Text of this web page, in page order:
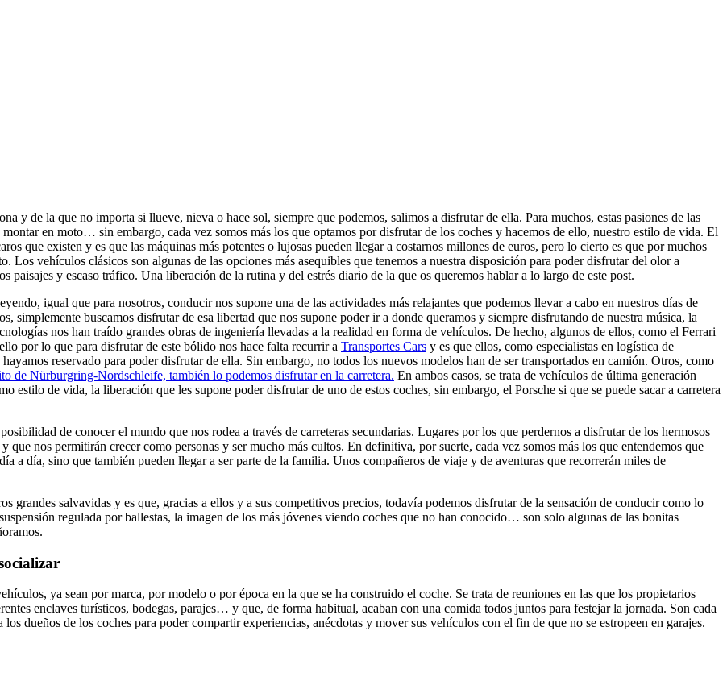
y de la que no importa si llueve, nieva o hace sol, siempre que podemos, salimos a disfrutar de ella. Para muchos, estas pasiones de las
en moto… sin embargo, cada vez somos más los que optamos por disfrutar de los coches y hacemos de ello, nuestro estilo de vida. El
que existen y es que las máquinas más potentes o lujosas pueden llegar a costarnos millones de euros, pero lo cierto es que por muchos
Los vehículos clásicos son algunas de las opciones más asequibles que tenemos a nuestra disposición para poder disfrutar del olor a
paisajes y escaso tráfico. Una liberación de la rutina y del estrés diario de la que os queremos hablar a lo largo de este post.
igual que para nosotros, conducir nos supone una de las actividades más relajantes que podemos llevar a cabo en nuestros días de
simplemente buscamos disfrutar de esa libertad que nos supone poder ir a donde queramos y siempre disfrutando de nuestra música, la
nos han traído grandes obras de ingeniería llevadas a la realidad en forma de vehículos. De hecho, algunos de ellos, como el Ferrari
por lo que para disfrutar de este bólido nos hace falta recurrir a Transportes Cars y es que ellos, como especialistas en logística de
reservado para poder disfrutar de ella. Sin embargo, no todos los nuevos modelos han de ser transportados en camión. Otros, como
de Nürburgring-Nordschleife, también lo podemos disfrutar en la carretera. En ambos casos, se trata de vehículos de última generación
estilo de vida, la liberación que les supone poder disfrutar de uno de estos coches, sin embargo, el Porsche si que se puede sacar a carretera
de conocer el mundo que nos rodea a través de carreteras secundarias. Lugares por los que perdernos a disfrutar de los hermosos
que nos permitirán crecer como personas y ser mucho más cultos. En definitiva, por suerte, cada vez somos más los que entendemos que
a día, sino que también pueden llegar a ser parte de la familia. Unos compañeros de viaje y de aventuras que recorrerán miles de
grandes salvavidas y es que, gracias a ellos y a sus competitivos precios, todavía podemos disfrutar de la sensación de conducir como lo
regulada por ballestas, la imagen de los más jóvenes viendo coches que no han conocido… son solo algunas de las bonitas
ya sean por marca, por modelo o por época en la que se ha construido el coche. Se trata de reuniones en las que los propietarios
enclaves turísticos, bodegas, parajes… y que, de forma habitual, acaban con una comida todos juntos para festejar la jornada. Son cada
dueños de los coches para poder compartir experiencias, anécdotas y mover sus vehículos con el fin de que no se estropeen en garajes.